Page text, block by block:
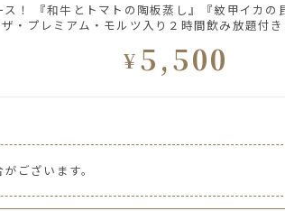
！ 『和牛とトマトの陶板蒸し』『紋甲イカ
・プレミアム・モルツ入り２時間飲み放題付
¥5,500
ございます。